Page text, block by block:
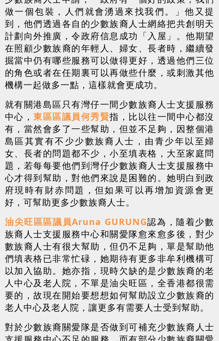
做一個包裝，人們就會湧過來找我們。」他又提
到，他們透過各自的少數族裔人士網絡把共創明天
計劃向外推廣，令政府信息成功「入屋」。他期望
在照顧少數族裔的年輕人、婦女、長者時，繼續發
掘當中仍有哪些服務可以做得更好，透過他們三位
的角色或者在任期裏可以再做些什麼，或刺激其他
機構一起做多一點，這樣就會更成功。
就有關港島區只有灣仔一間少數族裔人士支援服務
中心，東區區議員何秀賢指，比以往一間中心都沒
有，當然會多了一些幫助，但並不足夠，因整個港
島區其實有不少少數族裔人士，由青少年以至婦
女、長者的問題都不少，小至填表格，大至家庭問
題，若每每要他們到灣仔少數族裔人士支援服務中
心才得到幫助，對他們來說是困難的。她明白到政
府現時有財赤問題，但如果可以再增加資源會更
好，可幫助更多少數族裔人士。
油尖旺區區議員Aruna GURUNG認為，隨着少數
族裔人士支援服務中心和關愛隊愈來愈多後，對少
數族裔人士有很大幫助，但仍不足夠，單是幫助他
們填表格已非常忙碌，她期待有更多非牟利機構可
以加入協助。她亦指，現時欠缺的是少數族裔的老
人中心及老人院，不單是油尖旺區，全香港都很需
要的，故現在開始要想想如何幫助設立少數族裔的
老人中心及老人院，讓更多有需要人士受到幫助。
對於少數族裔關愛隊是否做到可補充少數族裔人士